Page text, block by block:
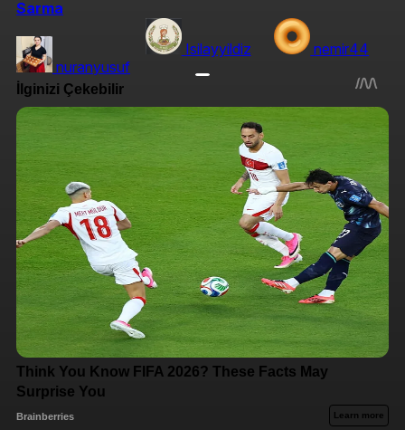
Sarma
nuranyusuf
Isilayyildiz nemir44